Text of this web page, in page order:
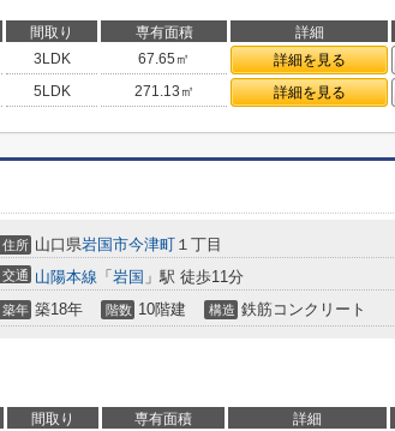
間取り 専有面積 詳細
3LDK 67.65㎡ 詳細を見る
5LDK 271.13㎡ 詳細を見る
住所 山口県岩国市今津町 １丁目
交通 山陽本線 「 岩国 」駅 徒歩11分
築年 築18年 階数 10階建 構造 鉄筋コンクリート
間取り 専有面積 詳細